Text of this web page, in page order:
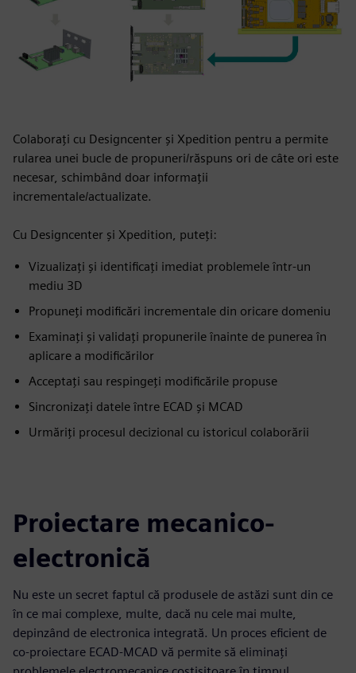
Colaborați cu Designcenter și Xpedition pentru a permite
rularea unei bucle de propuneri/răspuns ori de câte ori este
necesar, schimbând doar informații
incrementale/actualizate.
Cu Designcenter și Xpedition, puteți:
Vizualizați și identificați imediat problemele într-un
mediu 3D
Propuneți modificări incrementale din oricare domeniu
Examinați și validați propunerile înainte de punerea în
aplicare a modificărilor
Acceptați sau respingeți modificările propuse
Sincronizați datele între ECAD și MCAD
Urmăriți procesul decizional cu istoricul colaborării
Proiectare mecanico-
electronică
Nu este un secret faptul că produsele de astăzi sunt din ce
în ce mai complexe, multe, dacă nu cele mai multe,
depinzând de electronica integrată. Un proces eficient de
co-proiectare ECAD-MCAD vă permite să eliminați